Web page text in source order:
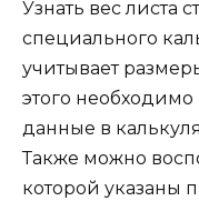
Узнать вес листа
специального
учитывает
этого необходимо
данные в
Также можно
которой указаны